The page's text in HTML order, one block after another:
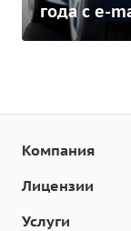
года c e-
Компания
Лицензии
Услуги